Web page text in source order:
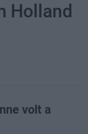
Holland
volt a